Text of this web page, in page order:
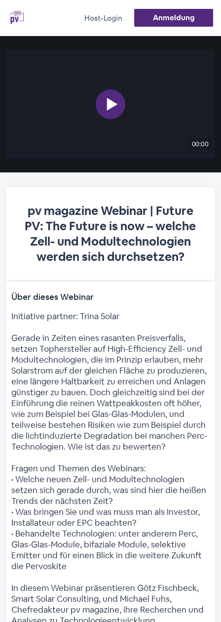
Host-Login Anmeldung
00:00
pv magazine Webinar | Future
PV: The Future is now – welche
Zell- und Modultechnologien
werden sich durchsetzen?
Über dieses Webinar
Initiative partner: Trina Solar
Gerade in Zeiten eines rasanten Preisverfalls,
setzen Tophersteller auf High-Efficiency Zell- und
Modultechnologien, die im Prinzip erlauben, mehr
Solarstrom auf der gleichen Fläche zu produzieren,
eine längere Haltbarkeit zu erreichen und Anlagen
günstiger zu bauen. Doch gleichzeitig sind bei der
Einführung die reinen Wattpeakkosten oft höher,
wie zum Beispiel bei Glas-Glas-Modulen, und
teilweise bestehen Risiken wie zum Beispiel durch
die lichtinduzierte Degradation bei manchen Perc-
Technologien. Wie ist das zu bewerten?
Fragen und Themen des Webinars:
• Welche neuen Zell- und Modultechnologien
setzen sich gerade durch, was sind hier die heißen
Trends der nächsten Zeit?
• Was bringen Sie und was muss man als Investor,
Installateur oder EPC beachten?
• Behandelte Technologien: unter anderem Perc,
Glas-Glas-Module, bifaziale Module, selektive
Emitter und für einen Blick in die weitere Zukunft
die Pervoskite
In diesem Webinar präsentieren Götz Fischbeck,
Smart Solar Consulting, und Michael Fuhs,
Chefredakteur pv magazine, ihre Recherchen und